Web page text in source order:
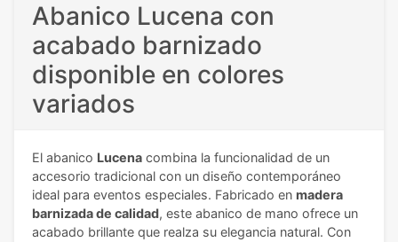
Abanico Lucena con
acabado barnizado
disponible en colores
variados
El abanico Lucena combina la funcionalidad de un
accesorio tradicional con un diseño contemporáneo
ideal para eventos especiales. Fabricado en madera
barnizada de calidad, este abanico de mano ofrece un
acabado brillante que realza su elegancia natural. Con